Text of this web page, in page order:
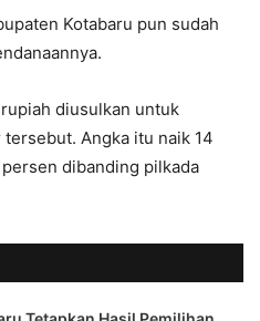
Kotabaru pun sudah
diusulkan untuk
Angka itu naik 14
dibanding pilkada